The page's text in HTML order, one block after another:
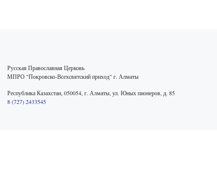
Русская Православная Церковь
МПРО "Покровско-Всехсвятский приход" г. Алматы
Республика Казахстан, 050054, г. Алматы, ул. Юных пионеров, д. 85
8 (727) 2433545